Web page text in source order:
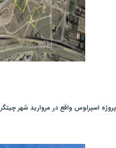
پروژه اسپرلوس واقع در مروارید شهر چیتگر